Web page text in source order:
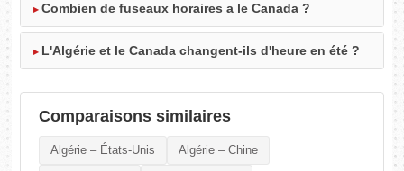
Combien de fuseaux horaires a le Canada ?
L'Algérie et le Canada changent-ils d'heure en été ?
Comparaisons similaires
Algérie – États-Unis Algérie – Chine